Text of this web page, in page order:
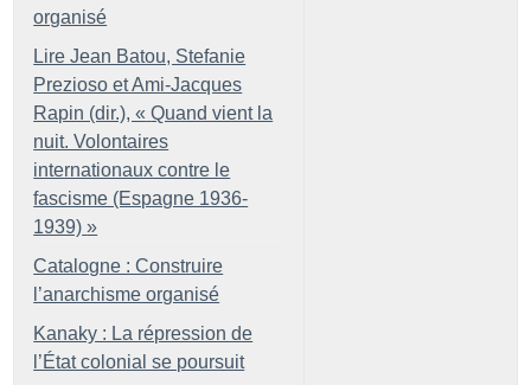
organisé
Lire Jean Batou, Stefanie
Prezioso et Ami-Jacques
Rapin (dir.), « Quand vient la
nuit. Volontaires
internationaux contre le
fascisme (Espagne 1936-
1939) »
Catalogne : Construire
l’anarchisme organisé
Kanaky : La répression de
l’État colonial se poursuit